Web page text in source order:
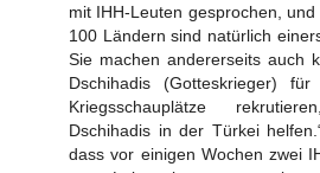
mit IHH-Leuten gesprochen,
100 Ländern sind natürlich
Sie machen andererseits auch
Dschihadis (Gotteskrieger)
Kriegsschauplätze
Dschihadis in der Türkei
dass vor einigen Wochen zwei